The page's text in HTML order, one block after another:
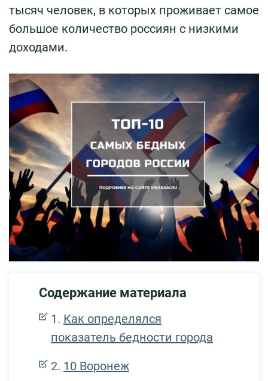
тысяч человек, в которых проживает самое
большое количество россиян с низкими
доходами.
Содержание материала
Как определялся
показатель бедности города
10 Воронеж